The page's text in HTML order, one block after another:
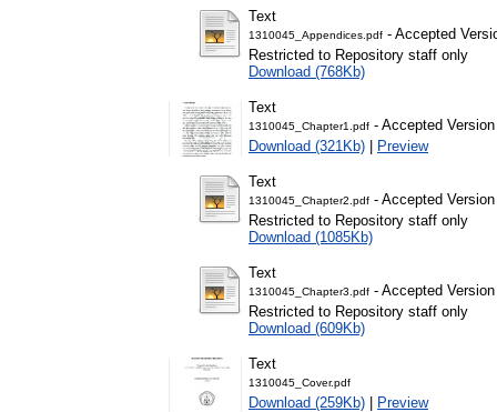
Text
1310045_Appendices.pdf - Accepted
Restricted to Repository staff only
Download (768Kb)
Text
1310045_Chapter1.pdf - Accepted Version
Download (321Kb) | Preview
Text
1310045_Chapter2.pdf - Accepted Version
Restricted to Repository staff only
Download (1085Kb)
Text
1310045_Chapter3.pdf - Accepted Version
Restricted to Repository staff only
Download (609Kb)
Text
1310045_Cover.pdf
Download (259Kb) | Preview